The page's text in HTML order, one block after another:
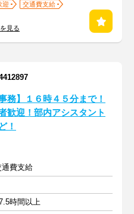
迎
交通費支給
見る
務】１６時４５分まで！
歓迎！部内アシスタント
！
費支給
時間以上